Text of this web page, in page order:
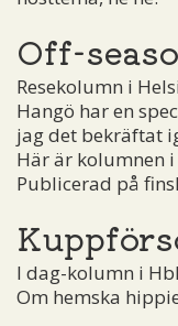
Off-
Resekolumn i
Hangö har en
jag det bekräftat
Här är kolumnen
Publicerad på
I dag-kolumn i
Om hemska